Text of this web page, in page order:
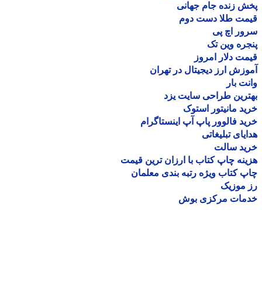
زنده جام جهانی
طلا دست دوم
اچ پی
وین تک
دلار امروز
ارز دیجیتال در تهران
بار
طراحی سایت یزد
مانیتور استوک
فالوور پاپ آپ اینستاگرام
تبلیغاتی
سالت
چاپ کتاب با ارزان ترین قیمت
کتاب ویژه رتبه بندی معلمان
موزیک
مرکزی بوش